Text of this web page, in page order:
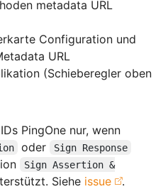
metadata URL
Configuration und
URL
(Schieberegler oben
PingOne nur, wenn
oder Sign Response
Sign Assertion &
Siehe issue .